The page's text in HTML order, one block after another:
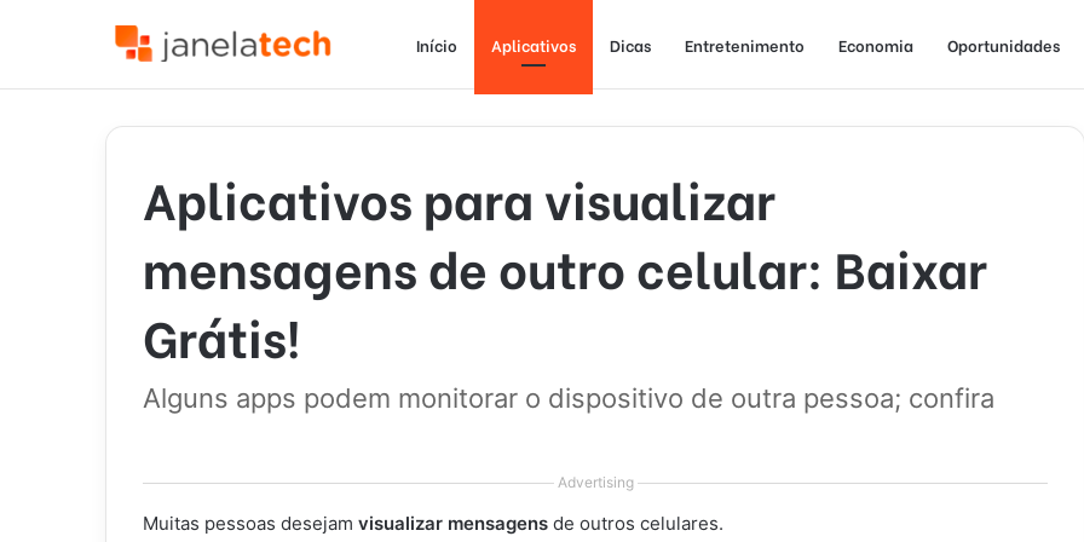
Início Aplicativos Dicas Entretenimento Economia Oportunidades
Aplicativos para visualizar
mensagens de outro celular: Baixar
Grátis!
Alguns apps podem monitorar o dispositivo de outra pessoa; confira
Advertising
Muitas pessoas desejam visualizar mensagens de outros celulares.